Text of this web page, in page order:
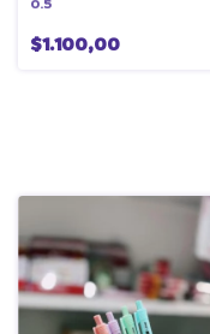
0.5
$1.100,00